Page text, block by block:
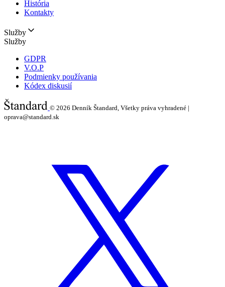
História
Kontakty
Služby
Služby
GDPR
V.O.P
Podmienky používania
Kódex diskusií
© 2026 Denník Štandard, Všetky práva vyhradené |
oprava@standard.sk